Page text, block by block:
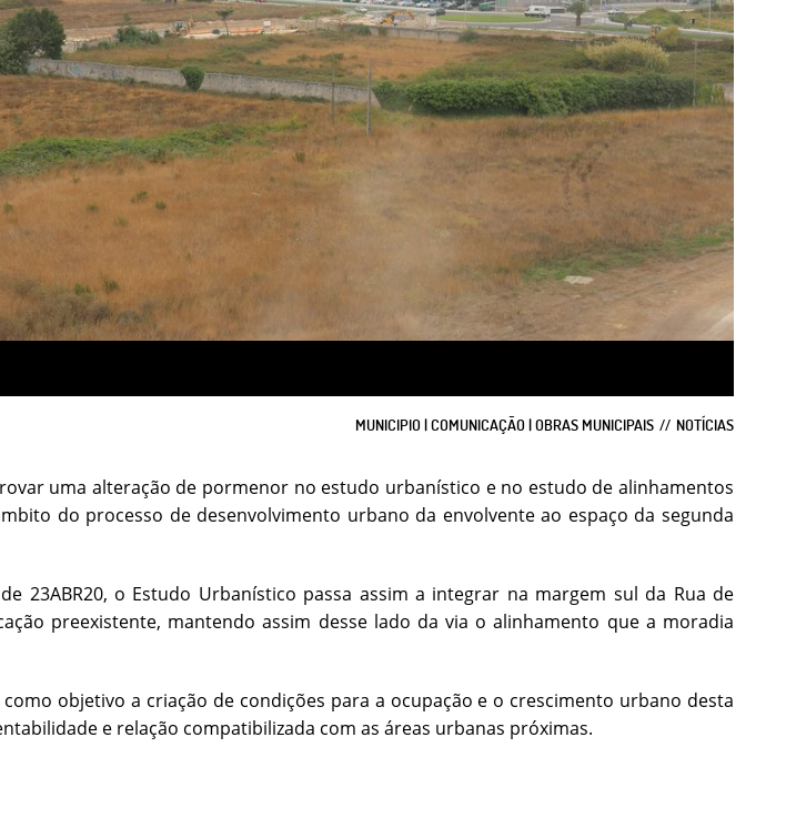
MUNICIPIO | COMUNICAÇÃO | OBRAS MUNICIPAIS NOTÍCIAS
uma alteração de pormenor no estudo urbanístico e no estudo de alinhamentos
do processo de desenvolvimento urbano da envolvente ao espaço da segunda
23ABR20, o Estudo Urbanístico passa assim a integrar na margem sul da Rua de
preexistente, mantendo assim desse lado da via o alinhamento que a moradia
objetivo a criação de condições para a ocupação e o crescimento urbano desta
e relação compatibilizada com as áreas urbanas próximas.